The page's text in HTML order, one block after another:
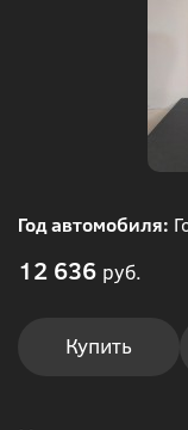
Год автомобиля:
12 636 руб.
Купить